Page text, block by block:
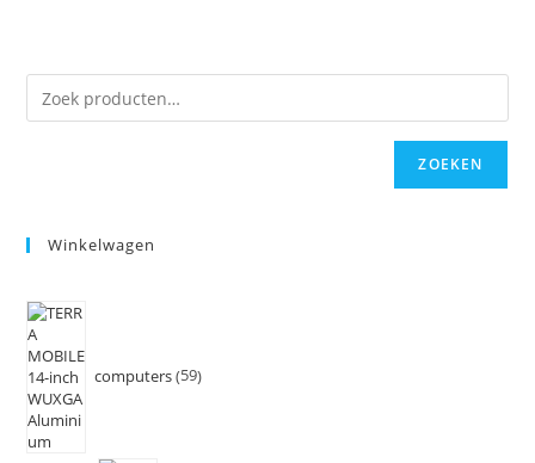
ZOEKEN
Winkelwagen
computers 59